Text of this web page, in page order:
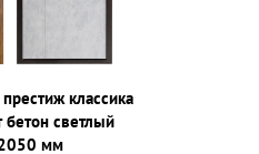
классика
бетон светлый
мм